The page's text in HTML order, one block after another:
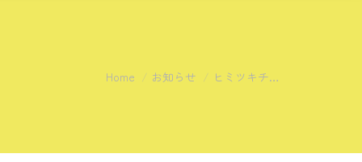
You are here:
Home お知らせ ヒミツキチ…